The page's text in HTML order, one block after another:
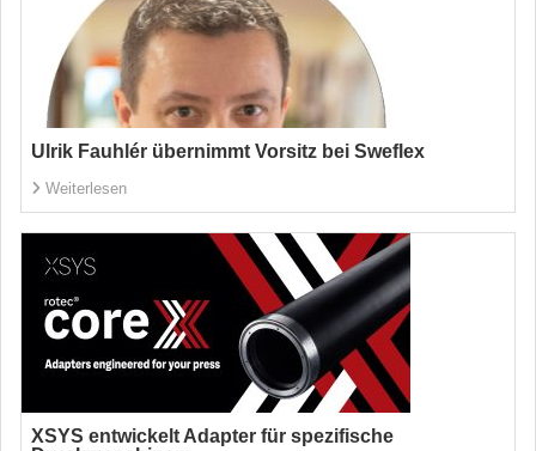
Ulrik Fauhlér übernimmt Vorsitz bei Sweflex
Weiterlesen
XSYS entwickelt Adapter für spezifische